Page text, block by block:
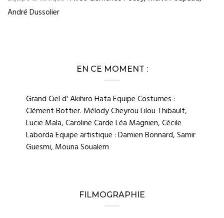
André Dussolier
EN CE MOMENT :
Grand Ciel d' Akihiro Hata Equipe Costumes :
Clément Bottier. Mélody Cheyrou Lilou Thibault,
Lucie Mala, Caroline Carde Léa Magnien, Cécile
Laborda Equipe artistique : Damien Bonnard, Samir
Guesmi, Mouna Soualem
FILMOGRAPHIE